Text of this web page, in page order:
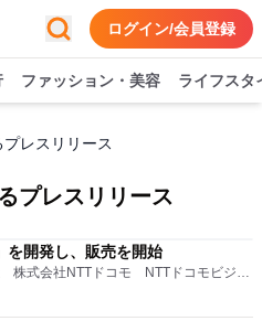
ログイン/会員登録
ファッション・美容 ライフスタ
レスリリース
プレスリリース
を開発し、販売を開始
NTTドコモソリューションズ株式会社 株式会社NTTドコモ NTTドコモビジネス株式会社 株式会社溝田設計事務所